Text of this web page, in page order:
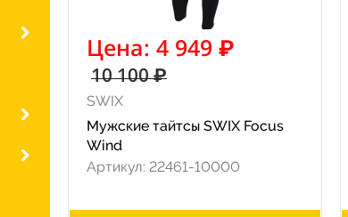
Цена: 4 949 ₽
10 100 ₽
SWIX
Мужские тайтсы SWIX Focus
Wind
Артикул: 22461-10000